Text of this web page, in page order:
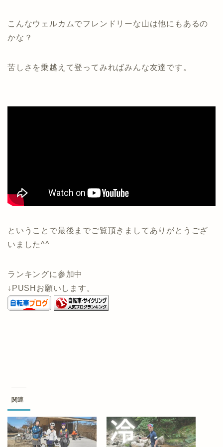
こんなウェルカムでフレンドリーな山は他にもあるの
かな？
苦しさを乗越えて登ってみればみんな友達です。
ということで最後までご覧頂きましてありがとうござ
いました^^
ランキングに参加中
↓PUSHお願いします。
関連